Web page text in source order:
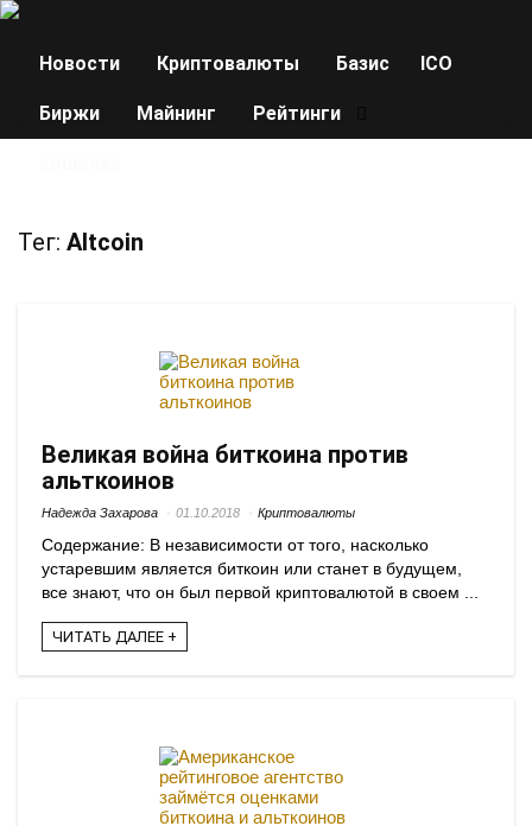
Новости Криптовалюты Базис ICO
Биржи Майнинг Рейтинги
Тег: Altcoin
Великая война биткоина против
альткоинов
Надежда Захарова 01.10.2018 Криптовалюты
Содержание: В независимости от того, насколько
устаревшим является биткоин или станет в будущем,
все знают, что он был первой криптовалютой в своем ...
ЧИТАТЬ ДАЛЕЕ +